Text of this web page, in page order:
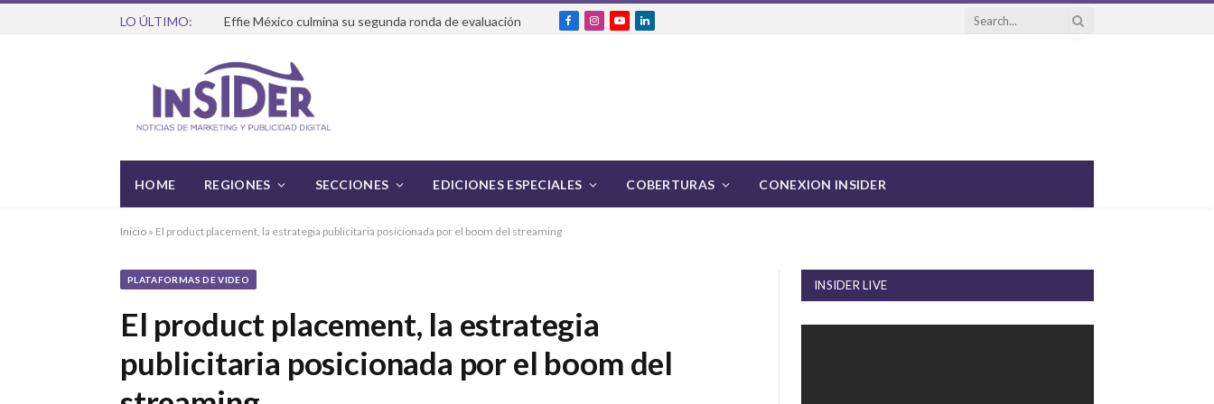
LO ÚLTIMO: Effie México culmina su segunda ronda de evaluación
FacebookInstagram
YouTubeLinkedIn
HOME REGIONES SECCIONES EDICIONES ESPECIALES COBERTURAS CONEXION INSIDER
Inicio » El product placement, la estrategia publicitaria posicionada por el boom del streaming
PLATAFORMAS DE VIDEO
El product placement, la estrategia
publicitaria posicionada por el boom del
INSIDER LIVE